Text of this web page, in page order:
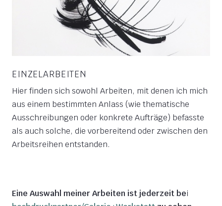
EINZELARBEITEN
Hier finden sich sowohl Arbeiten, mit denen ich mich
aus einem bestimmten Anlass (wie thematische
Ausschreibungen oder konkrete Aufträge) befasste
als auch solche, die vorbereitend oder zwischen den
Arbeitsreihen entstanden.
Eine Auswahl meiner Arbeiten ist jederzeit bei